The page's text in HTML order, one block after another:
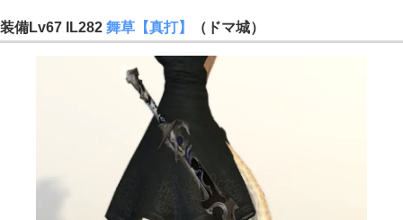
装備Lv67 IL282 舞草【真打】 （ドマ城）